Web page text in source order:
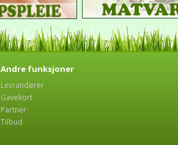
Andre funksjoner
Levrandører
Gavekort
Partner
Tilbud